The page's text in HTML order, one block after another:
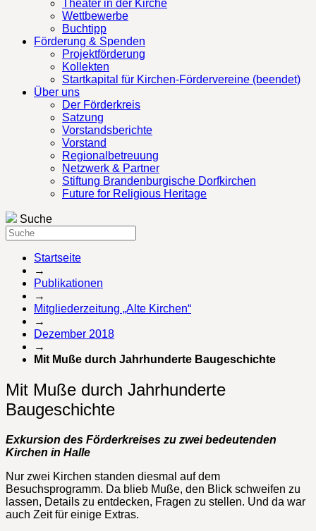
Theater in der Kirche
Wettbewerbe
Buchtipp
Förderung & Spenden
Projektförderung
Kollekten
Startkapital für Kirchen-Fördervereine (beendet)
Über uns
Der Förderkreis
Satzung
Vorstandsberichte
Vorstand
Regionalbetreuung
Netzwerk & Partner
Stiftung Brandenburgische Dorfkirchen
Future for Religious Heritage
Suche
Startseite
→
Publikationen
→
Mitgliederzeitung „Alte Kirchen“
→
Dezember 2018
→
Mit Muße durch Jahrhunderte Baugeschichte
Mit Muße durch Jahrhunderte
Baugeschichte
Exkursion des Förderkreises zu zwei bedeutenden
Kirchen in Halle
Nur zwei Kirchen standen diesmal auf dem
Besuchsprogramm. Da blieb Muße, den Blick schweifen zu
lassen, Details zu entdecken, Fragen zu stellen. Und da war
auch Zeit für einige Extras.